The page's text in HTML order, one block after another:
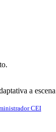
a escena
CEI